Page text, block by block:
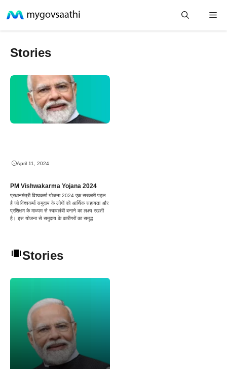
Skip
to
Stories
April 11, 2024
PM Vishwakarma Yojana 2024
प्रधानमंत्री विश्वकर्मा योजना 2024 एक सरकारी पहल
है जो विश्वकर्मा समुदाय के लोगों को आर्थिक सहायता और
प्रशिक्षण के माध्यम से स्वावलंबी बनाने का लक्ष्य रखती
है। इस योजना से समुदाय के कारीगरों का समृद्ध
Stories